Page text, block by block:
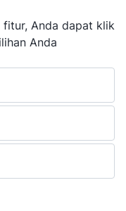
dengan kami
Anda dapat klik
Anda